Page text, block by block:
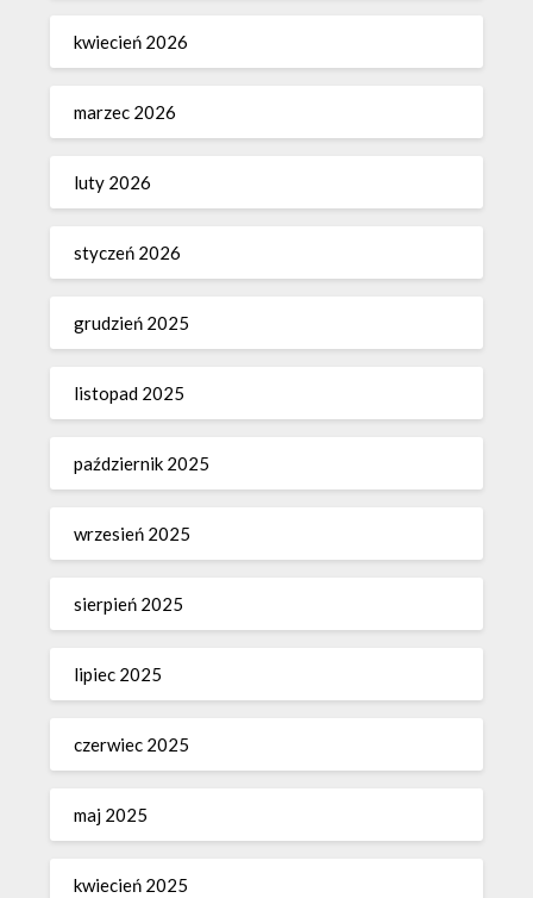
kwiecień 2026
marzec 2026
luty 2026
styczeń 2026
grudzień 2025
listopad 2025
październik 2025
wrzesień 2025
sierpień 2025
lipiec 2025
czerwiec 2025
maj 2025
kwiecień 2025